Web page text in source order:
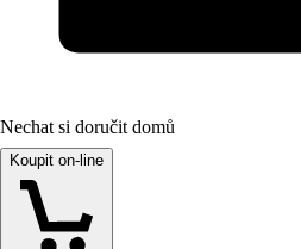
Nechat si doručit domů
Koupit on-line